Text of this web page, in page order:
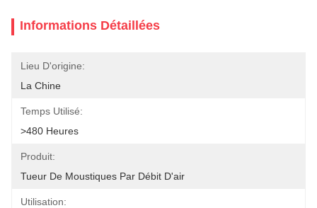
Informations Détaillées
Lieu D'origine:
La Chine
Temps Utilisé:
>480 Heures
Produit:
Tueur De Moustiques Par Débit D'air
Utilisation: